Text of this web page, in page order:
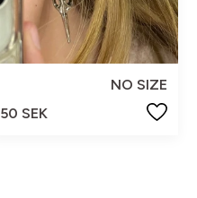
NO SIZE
50 SEK